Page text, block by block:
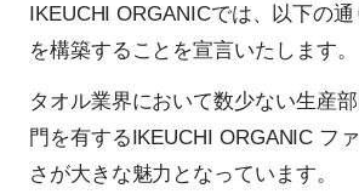
IKEUCHI ORGANICでは、以下の
を構築することを宣言いたします。
タオル業界において数少ない生産
門を有するIKEUCHI ORGANIC フ
さが大きな魅力となっています。